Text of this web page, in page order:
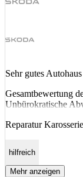
Sehr gutes Autohaus
Gesamtbewertung
Unbürokratische
Reparatur
hilfreich
Mehr anzeigen